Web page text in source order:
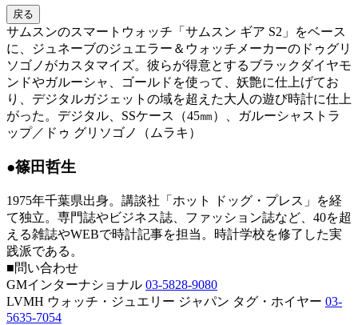
戻る
サムスンのスマートウォッチ「サムスン ギア S2」をベース
に、ジュネーブのジュエラー＆ウォッチメーカーのドゥグリ
ソゴノがカスタマイズ。彼らが得意とするブラックダイヤモ
ンドやガルーシャ、ゴールドを使って、妖艶に仕上げてお
り、デジタルガジェットの域を超えた大人の遊び時計に仕上
がった。デジタル、SSケース（45㎜）、ガルーシャストラ
ップ／ドゥ グリソゴノ（ムラキ）
●篠田哲生
1975年千葉県出身。講談社「ホット ドッグ・プレス」を経
て独立。専門誌やビジネス誌、ファッション誌など、40を超
える雑誌やWEBで時計記事を担当。時計学校を修了した実
践派である。
■問い合わせ
GMインターナショナル 03-5828-9080
LVMH ウォッチ・ジュエリー ジャパン タグ・ホイヤー 03-
5635-7054